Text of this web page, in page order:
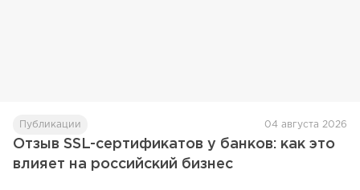
Публикации 04 августа 2026
Отзыв SSL-сертификатов у банков: как это
влияет на российский бизнес